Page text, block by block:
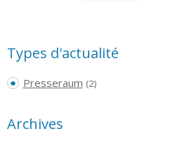
Types d'actualité
Presseraum (2)
Archives